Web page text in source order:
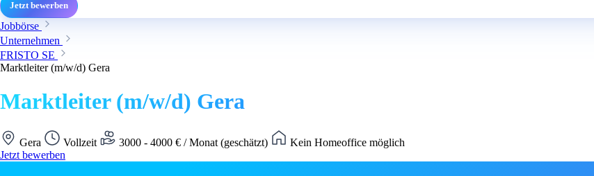
Jetzt bewerben
Jobbörse
Unternehmen
FRISTO SE
Marktleiter (m/w/d) Gera
Marktleiter (m/w/d) Gera
Gera Vollzeit 3000 - 4000 € / Monat (geschätzt)
Kein Homeoffice möglich
Jetzt bewerben